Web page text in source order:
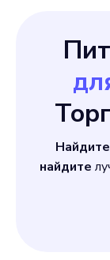
Найдите
найдите